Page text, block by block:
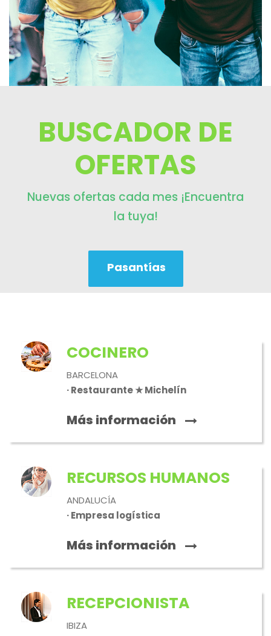
BUSCADOR DE
OFERTAS
Nuevas ofertas cada mes ¡Encuentra
la tuya!
Pasantías
COCINERO
BARCELONA
· Restaurante ★ Michelín
Más información
RECURSOS HUMANOS
ANDALUCÍA
· Empresa logística
Más información
RECEPCIONISTA
IBIZA